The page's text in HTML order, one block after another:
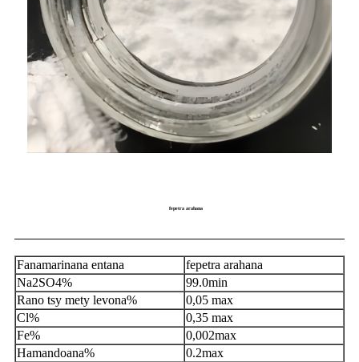
fepetra arahana
Fanamarinana entana
fepetra arahana
Na2SO4%
99.0min
Rano tsy mety levona%
0,05 max
Cl%
0,35 max
Fe%
0,002max
Hamandoana%
0.2max